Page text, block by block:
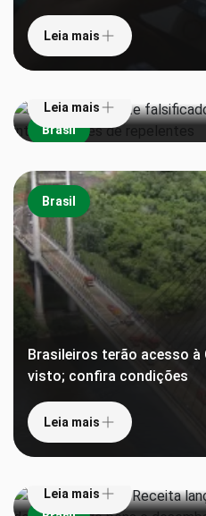
Leia mais
Brasil
Anvisa proíbe lote
ômega-3 e interdita lotes
Leia mais
Brasil
Brasileiros terão acesso à
visto; confira condições
Leia mais
‘Pula alfândega’: Receita
declaração de bens e
Leia mais
Teatros da Amazônia são